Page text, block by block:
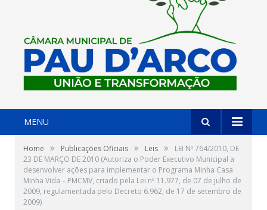
MENU
Home » Publicações Oficiais » Leis »
LEI Nº 764/2010, DE
23 DE MARÇO DE 2010 (Autoriza o Poder Executivo Municipal a
desenvolver ações para implementar o Programa Minha Casa
Minha Vida – PMCMV, criado pela Lei nº 11.977, de 07 de julho de
2009, regulamentada pelo Decreto 6.962, de 17 de setembro de
2009)